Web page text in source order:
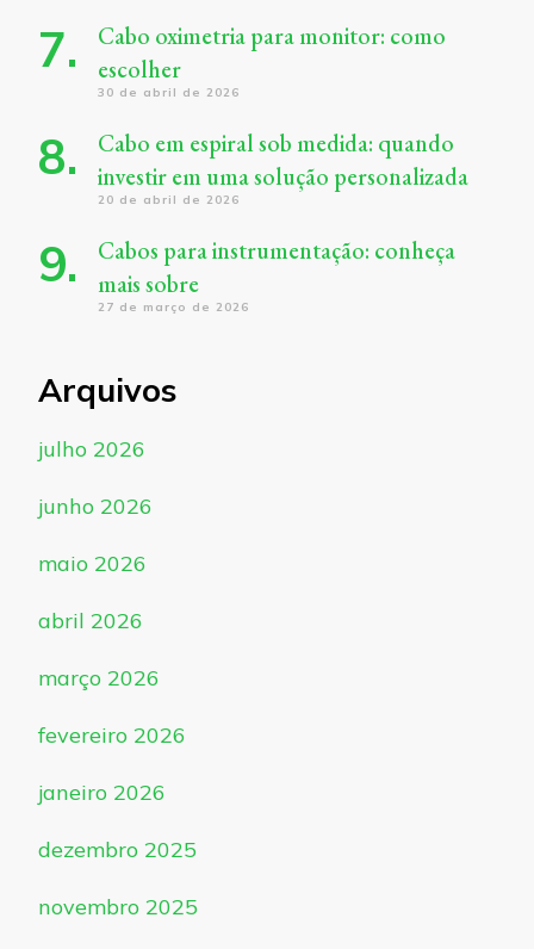
Cabo oximetria para monitor: como
escolher
30 de abril de 2026
Cabo em espiral sob medida: quando
investir em uma solução personalizada
20 de abril de 2026
Cabos para instrumentação: conheça
mais sobre
27 de março de 2026
Arquivos
julho 2026
junho 2026
maio 2026
abril 2026
março 2026
fevereiro 2026
janeiro 2026
dezembro 2025
novembro 2025